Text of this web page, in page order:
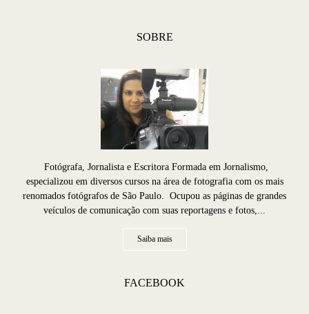
SOBRE
Fotógrafa, Jornalista e Escritora Formada em Jornalismo,
especializou em diversos cursos na área de fotografia com os mais
renomados fotógrafos de São Paulo. Ocupou as páginas de grandes
veículos de comunicação com suas reportagens e fotos,...
Saiba mais
FACEBOOK